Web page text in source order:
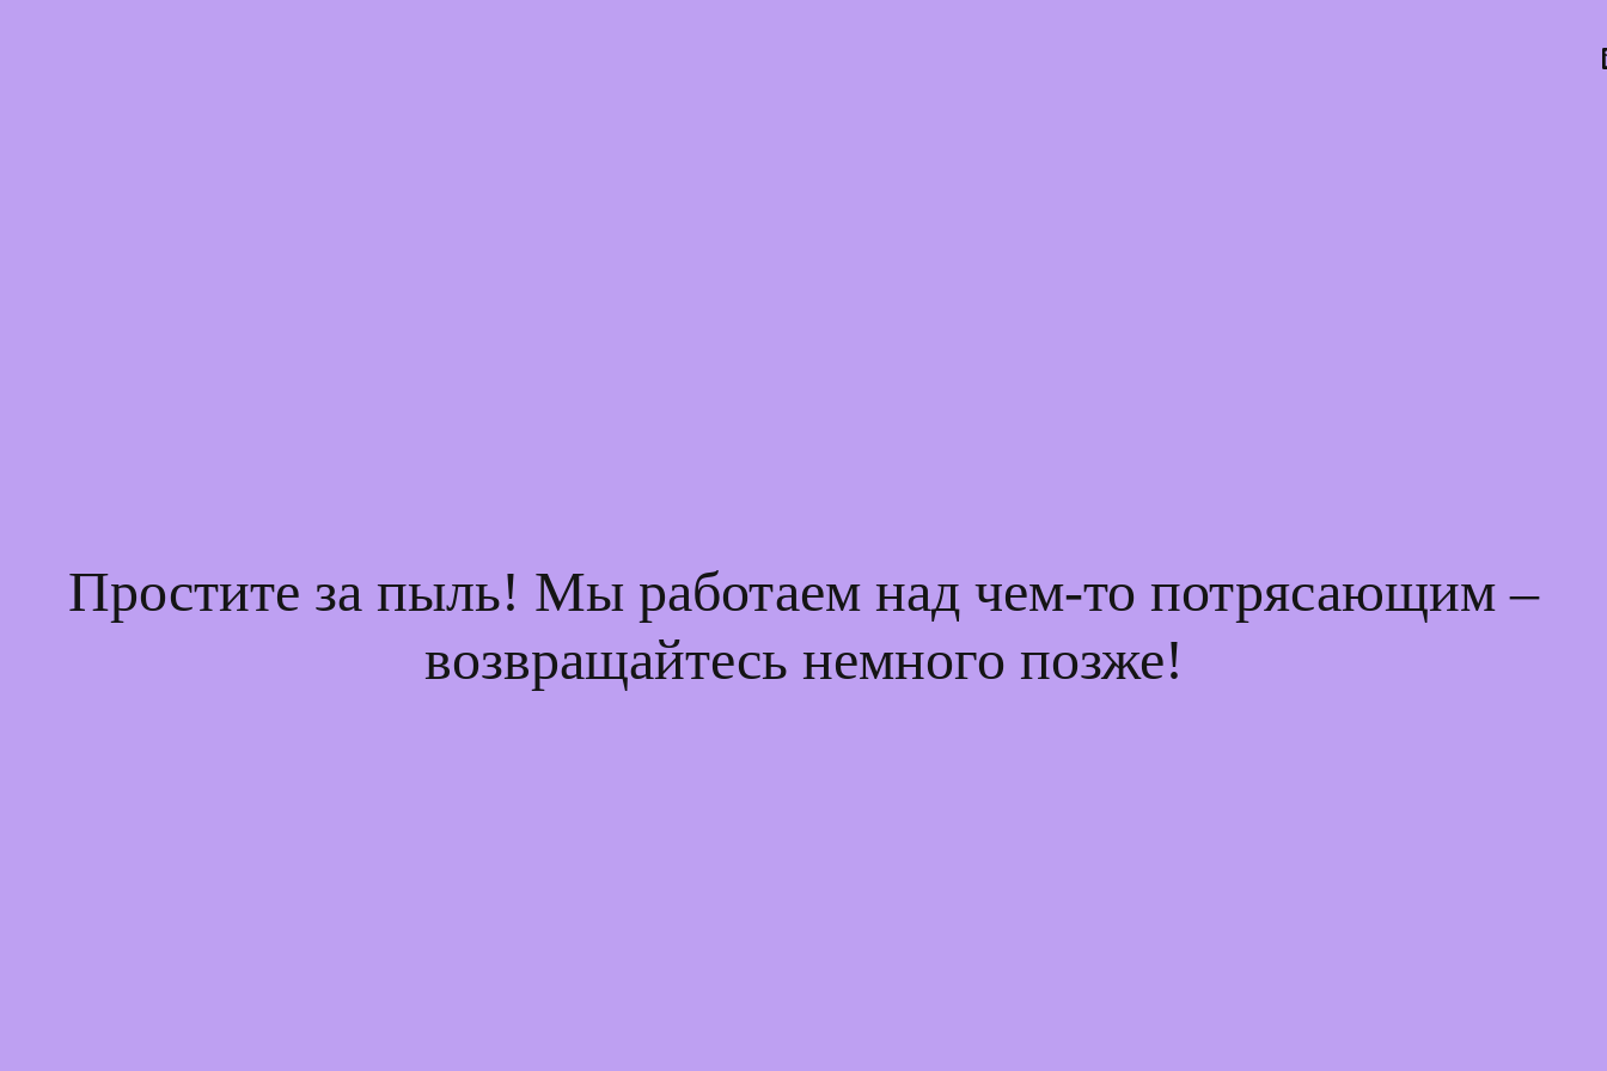
Простите за пыль! Мы работаем над чем-то потрясающим –
возвращайтесь немного позже!